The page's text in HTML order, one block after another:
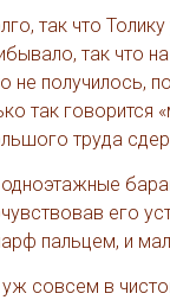
так что
так что
не получилось,
так
труда
его
пальцем, и
совсем в